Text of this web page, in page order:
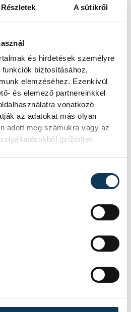
Részletek A sütikről
és hirdetések személyre
biztosításához,
elemzéséhez. Ezenkívül
és elemező partnereinkkel
vonatkozó
az adatokat más olyan
adott meg számukra vagy az
gyűjtöttek.
alkotás közben a
lehetett a lelki világuk.
az ő
élvezet lesz
termeket a
Háza
FOTÓS
Csaba